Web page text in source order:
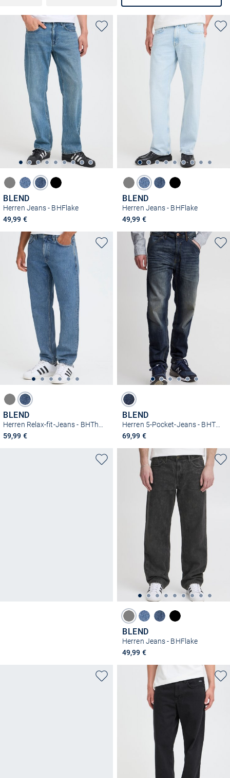
BLEND
Herren Jeans - BHFlake
49,99 €
BLEND
Herren Jeans - BHFlake
49,99 €
BLEND
59,99 €
BLEND
Herren 5-Pocket-Jeans - BHThunder
69,99 €
BLEND
Herren Jeans - BHFlake
49,99 €